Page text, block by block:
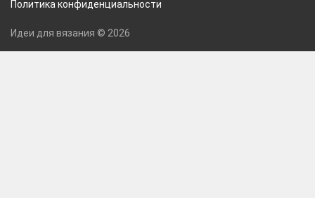
Политика конфиденциальности
Идеи для вязания © 2026